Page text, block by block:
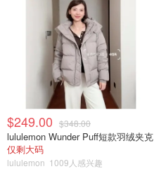
$249.00 $348.00
lululemon Wunder Puff短款羽绒夹克
仅剩大码
lululemon 1009人感兴趣